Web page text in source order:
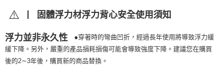
⚠️ I
固體浮力材浮力背心安全使用須知
浮力並非永久性 ●穿著時的彎曲凹折，經過長年使用將導致浮力緩
緩下降。另外，嚴重的產品損耗損傷可能會導致強度下降。建議您在購買
後的2∼3年後，購買新的商品替換。